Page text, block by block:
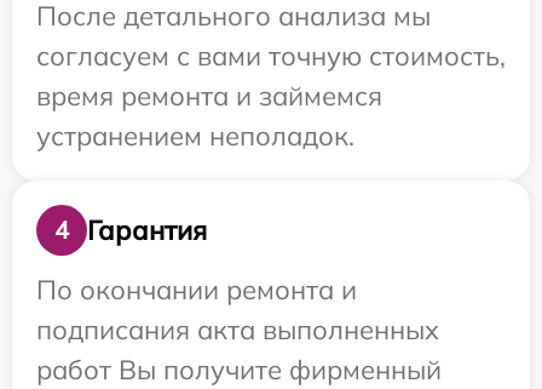
После детального анализа мы
согласуем с вами точную стоимость,
время ремонта и займемся
устранением неполадок.
4
Гарантия
По окончании ремонта и
подписания акта выполненных
работ Вы получите фирменный